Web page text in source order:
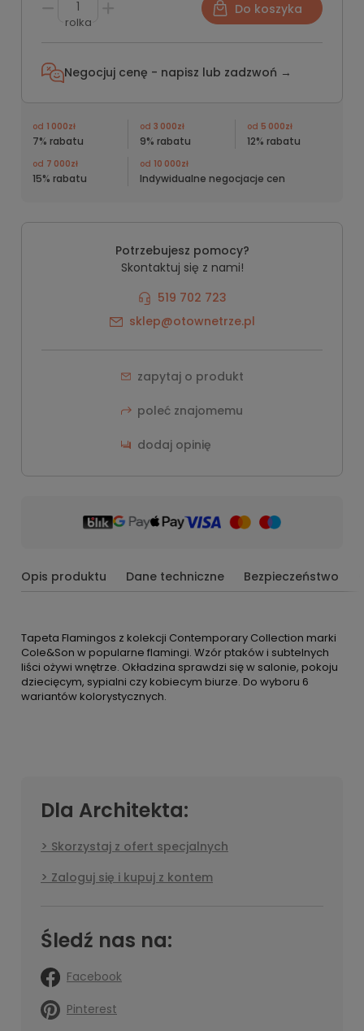
rolka
Do koszyka
Negocjuj cenę - napisz lub zadzwoń →
od 1 000zł
7% rabatu
od 3 000zł
9% rabatu
od 5 000zł
12% rabatu
od 7 000zł
15% rabatu
od 10 000zł
Indywidualne negocjacje cen
Potrzebujesz pomocy?
Skontaktuj się z nami!
519 702 723
sklep@otownetrze.pl
zapytaj o produkt
poleć znajomemu
dodaj opinię
Opis produktu Dane techniczne Bezpieczeństwo
Tapeta Flamingos z kolekcji Contemporary Collection marki
Cole&Son w popularne flamingi. Wzór ptaków i subtelnych
liści ożywi wnętrze. Okładzina sprawdzi się w salonie, pokoju
dziecięcym, sypialni czy kobiecym biurze. Do wyboru 6
wariantów kolorystycznych.
Dla Architekta:
Skorzystaj z ofert specjalnych
Zaloguj się i kupuj z kontem
Śledź nas na:
Facebook
Pinterest